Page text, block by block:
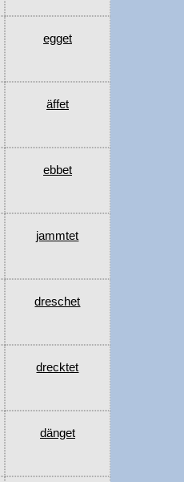
egget
äffet
ebbet
jammtet
dreschet
drecktet
dänget